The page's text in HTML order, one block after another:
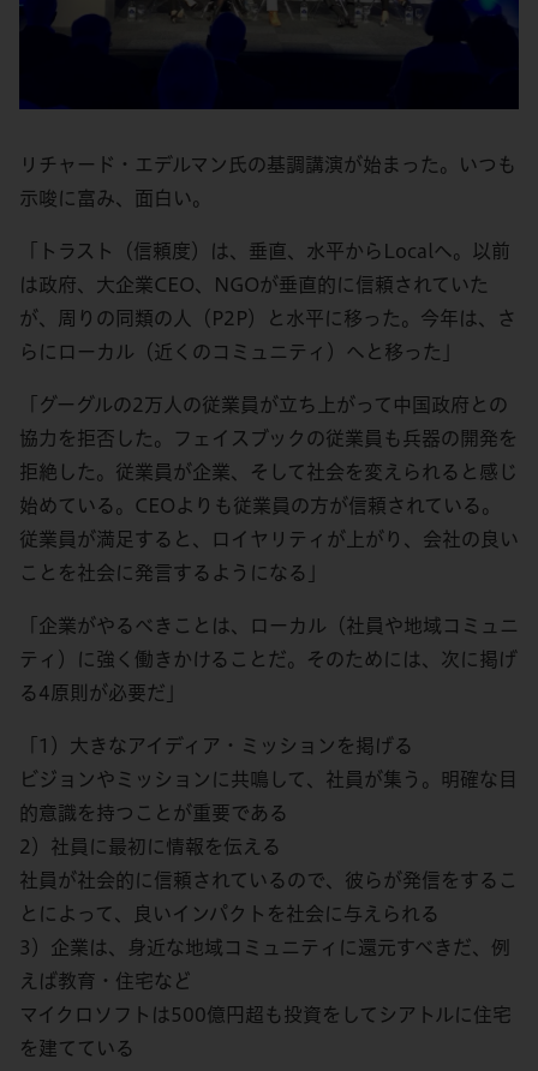
リチャード・エデルマン氏の基調講演が始まった。いつも
示唆に富み、面白い。
「トラスト（信頼度）は、垂直、水平からLocalへ。以前
は政府、大企業CEO、NGOが垂直的に信頼されていた
が、周りの同類の人（P2P）と水平に移った。今年は、さ
らにローカル（近くのコミュニティ）へと移った」
「グーグルの2万人の従業員が立ち上がって中国政府との
協力を拒否した。フェイスブックの従業員も兵器の開発を
拒絶した。従業員が企業、そして社会を変えられると感じ
始めている。CEOよりも従業員の方が信頼されている。
従業員が満足すると、ロイヤリティが上がり、会社の良い
ことを社会に発言するようになる」
「企業がやるべきことは、ローカル（社員や地域コミュニ
ティ）に強く働きかけることだ。そのためには、次に掲げ
る4原則が必要だ」
「1）大きなアイディア・ミッションを掲げる
ビジョンやミッションに共鳴して、社員が集う。明確な目
的意識を持つことが重要である
2）社員に最初に情報を伝える
社員が社会的に信頼されているので、彼らが発信をするこ
とによって、良いインパクトを社会に与えられる
3）企業は、身近な地域コミュニティに還元すべきだ、例
えば教育・住宅など
マイクロソフトは500億円超も投資をしてシアトルに住宅
を建てている